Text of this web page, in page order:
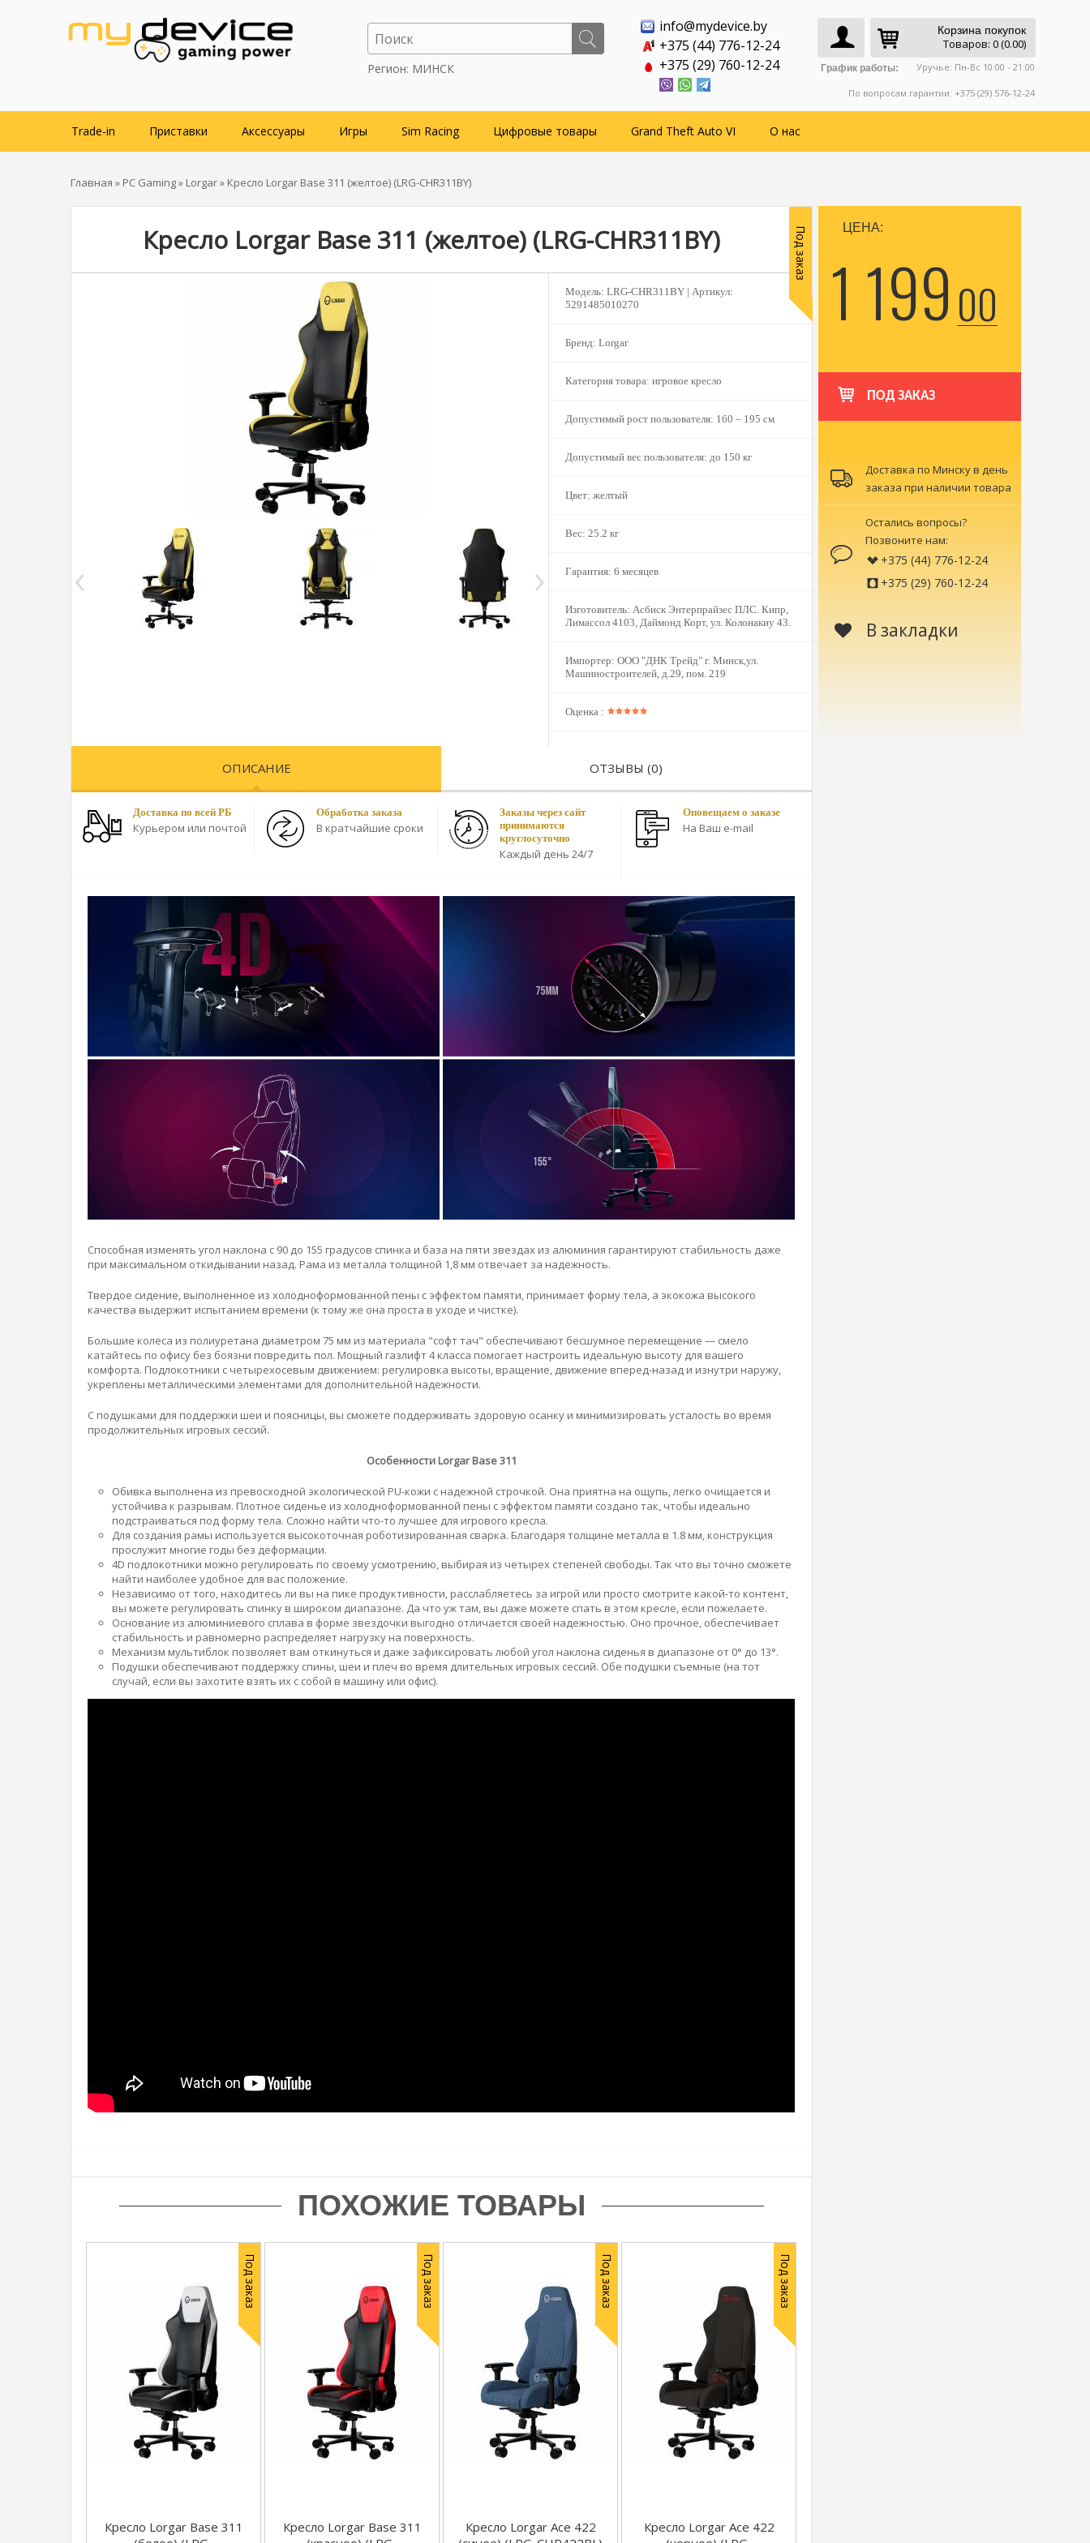
Регион: МИНСК
Корзина покупок
Товаров: 0 (0.00)
График работы: Уручье: Пн-Вс 10:00 - 21:00
По вопросам гарантии: +375 (29) 576-12-24
info@mydevice.by
+375 (44) 776-12-24
+375 (29) 760-12-24
Trade-in Приставки Аксессуары Игры Sim Racing Цифровые товары Grand Theft Auto VI О нас
Главная » PC Gaming» Lorgar» Кресло Lorgar Base 311 (желтое) (LRG-CHR311BY)
Кресло Lorgar Base 311 (желтое) (LRG-CHR311BY)
Модель: LRG-CHR311BY | Артикул:
5291485010270
Бренд: Lorgar
Категория товара: игровое кресло
Допустимый рост пользователя: 160 – 195 см
Допустимый вес пользователя: до 150 кг
Цвет: желтый
Вес: 25.2 кг
Гарантия: 6 месяцев
Изготовитель: Асбиск Энтерпрайзес ПЛС. Кипр,
Лимассол 4103, Даймонд Корт, ул. Колонакиу 43.
Импортер: ООО "ДНК Трейд" г. Минск,ул.
Машиностроителей, д.29, пом. 219
Оценка :
Под заказ
ОПИСАНИЕ ОТЗЫВЫ (0)
Доставка по всей РБ
Курьером или почтой
Обработка заказа
В кратчайшие сроки
Заказы через сайт
принимаются
круглосуточно
Каждый день 24/7
Оповещаем о заказе
На Ваш e-mail
Способная изменять угол наклона с 90 до 155 градусов спинка и база на пяти звездах из алюминия гарантируют стабильность даже
при максимальном откидывании назад. Рама из металла толщиной 1,8 мм отвечает за надежность.
Твердое сидение, выполненное из холодноформованной пены с эффектом памяти, принимает форму тела, а экокожа высокого
качества выдержит испытанием времени (к тому же она проста в уходе и чистке).
Большие колеса из полиуретана диаметром 75 мм из материала "софт тач" обеспечивают бесшумное перемещение — смело
катайтесь по офису без боязни повредить пол. Мощный газлифт 4 класса помогает настроить идеальную высоту для вашего
комфорта. Подлокотники с четырехосевым движением: регулировка высоты, вращение, движение вперед-назад и изнутри наружу,
укреплены металлическими элементами для дополнительной надежности.
С подушками для поддержки шеи и поясницы, вы сможете поддерживать здоровую осанку и минимизировать усталость во время
продолжительных игровых сессий.
Особенности Lorgar Base 311
Обивка выполнена из превосходной экологической PU-кожи с надежной строчкой. Она приятна на ощупь, легко очищается и
устойчива к разрывам. Плотное сиденье из холодноформованной пены с эффектом памяти создано так, чтобы идеально
подстраиваться под форму тела. Сложно найти что-то лучшее для игрового кресла.
Для создания рамы используется высокоточная роботизированная сварка. Благодаря толщине металла в 1.8 мм, конструкция
прослужит многие годы без деформации.
4D подлокотники можно регулировать по своему усмотрению, выбирая из четырех степеней свободы. Так что вы точно сможете
найти наиболее удобное для вас положение.
Независимо от того, находитесь ли вы на пике продуктивности, расслабляетесь за игрой или просто смотрите какой-то контент,
вы можете регулировать спинку в широком диапазоне. Да что уж там, вы даже можете спать в этом кресле, если пожелаете.
Основание из алюминиевого сплава в форме звездочки выгодно отличается своей надежностью. Оно прочное, обеспечивает
стабильность и равномерно распределяет нагрузку на поверхность.
Механизм мультиблок позволяет вам откинуться и даже зафиксировать любой угол наклона сиденья в диапазоне от 0° до 13°.
Подушки обеспечивают поддержку спины, шеи и плеч во время длительных игровых сессий. Обе подушки съемные (на тот
случай, если вы захотите взять их с собой в машину или офис).
ЦЕНА:
1 19900
ПОД ЗАКАЗ
Доставка по Минску в день
заказа при наличии товара
Остались вопросы?
Позвоните нам:
+375 (44) 776-12-24
+375 (29) 760-12-24
В закладки
ПОХОЖИЕ ТОВАРЫ
Под заказ
Кресло Lorgar Base 311
Под заказ
Кресло Lorgar Base 311
Под заказ
Кресло Lorgar Ace 422
Под заказ
Кресло Lorgar Ace 422